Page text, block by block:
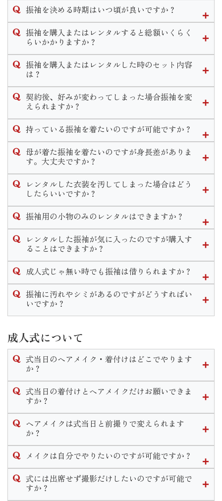
とができます。
なお水・木・年末年始は休館日となりますのでご了承くださ
振袖を決める時期はいつ頃が良いですか？
近年振袖選びの時期が早まってきている傾向にあります。
当店では高校３年生の夏休み〜春休みの間に決めるお客様が
決める時期に正解はございませんが早めに動き出すことで豊
富な色柄から選べたり、式当日の支度時間が良い時間を選べ
下見だけでなく振袖選びのご相談も承っておりますのでお気
軽にお問い合わせください。
振袖を購入またはレンタルすると総額いくらく
らいかかりますか？
当店での振袖一式の価格は購入の場合30万〜40万、レンタル
の場合15万〜20万が平均的な価格となっております。お選び
なお、前撮り時の写真代は別途料金となります。
振袖を購入またはレンタルした時のセット内容
は？
購入、レンタルのセット内容は同一となっております。
振袖・袋帯・長襦袢・重ね衿・帯揚げ・帯締め・草履・バッ
グ・ショール・肌着・足袋・着付け小物
腰紐5本・伊達締め2本・コーリンベルト・衿芯・三重仮紐・
その他式当日のお支度と前撮り時のお支度２回分がセットに
契約後、好みが変わってしまった場合振袖を変
えられますか？
ご契約内容によりますが一定期間内であれば選び直しやコー
ディネート変更が可能となります。
す。
期間や手数料についての詳しいお問い合わせは店舗までご連
持っている振袖を着たいのですが可能ですか？
可能です。
近年ではお持ちの振袖の小物等を買い替えリメイクしてお召
当店ではリメイクパックプランや単品での小物販売などお客
様の需要に合わせてご案内致します。
またママ振リメイクと一緒に前撮りや式当日の支度のご予約
も受け付けております。
なお、小物等の購入はせず持ち込み振袖の着付のみのご予約
母が着た振袖を着たいのですが身長差がありま
す。大丈夫ですか？
寸法直しをして着用することができます。
ただ大幅な寸法直しが必要な場合、小さくお直しするのであ
ご検討のお客様は一度振袖をお持ちの上ご来店頂きご試着し
て頂きご提案させて頂きますのでお気軽にご相談くださいま
レンタルした衣装を汚してしまった場合はどう
したらいいですか？
衿元のファンデーション汚れ等若干の汚れであれば、クリー
ニングは不要でそのままご返却いただけます。
まった場合はお直し代や商品代を請求させていただく場合も
ございます。
きます様お願い致します。
振袖用の小物のみのレンタルはできますか？
申し訳ございませんが小物単品のレンタルは行っておりませ
ん。
ママ振リメイクプランですとお得に小物を揃えることができ
ます。
レンタルした振袖が気に入ったのですが購入す
ることはできますか？
可能です。
衣装によってプラス料金は異なりますが振袖一式をそのまま
詳細は店舗までお問い合わせくださいませ。
成人式じゃ無い時でも振袖は借りられますか？
結婚式やパーティなど様々なシーンで着用できる振袖はいつ
でも貸し出し可能です。
なお、成人式シーズンは一般レンタルは行っておりません。
詳しい時期や料金は店舗までお問い合わせください。
振袖に汚れやシミがあるのですがどうすればい
いですか？
手入れを承っております。
汚れ具合によっては納期が長くかかる場合もございますので
ご着用の２ヶ月程度前にはご来店くださいませ。
成人式について
式当日のヘアメイク・着付けはどこでやります
か？
式当日のお仕度は、いせやきもの館で行います。
お仕度時間のご予約はご成約時に決定いたします。
支度をします。ヘアメイク・着付け全てのお支度が１箇所で
行えますのでご安心くださいませ。
式当日の着付けとヘアメイクだけお願いできま
すか？
式当日のお支度予約は当店で購入やレンタル、ママ振リメイ
クのご成約を頂いたお客様へのサービスとなっております。
承くださいませ。
ヘアメイクは式当日と前撮りで変えられます
か？
変えられます。
式当日と前撮りと個々に打ち合わせやカウンセリングを行い
メイクは自分でやりたいのですが可能ですか？
式当日、前撮り共にメイクをするかしないかお選び頂けま
す。
式には出席せず撮影だけしたいのですが可能で
すか？